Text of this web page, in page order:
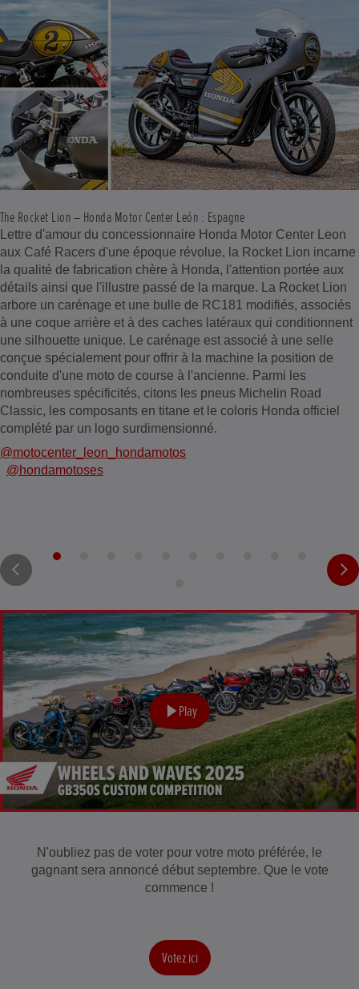
The Rocket Lion – Honda Motor Center León : Espagne
Lettre d'amour du concessionnaire Honda Motor Center Leon
aux Café Racers d'une époque révolue, la Rocket Lion incarne
la qualité de fabrication chère à Honda, l'attention portée aux
détails ainsi que l'illustre passé de la marque. La Rocket Lion
arbore un carénage et une bulle de RC181 modifiés, associés
à une coque arrière et à des caches latéraux qui conditionnent
une silhouette unique. Le carénage est associé à une selle
conçue spécialement pour offrir à la machine la position de
conduite d'une moto de course à l'ancienne. Parmi les
nombreuses spécificités, citons les pneus Michelin Road
Classic, les composants en titane et le coloris Honda officiel
complété par un logo surdimensionné.
@motocenter_leon_hondamotos
@hondamotoses
Play
N'oubliez pas de voter pour votre moto préférée, le
gagnant sera annoncé début septembre. Que le vote
commence !
Votez ici